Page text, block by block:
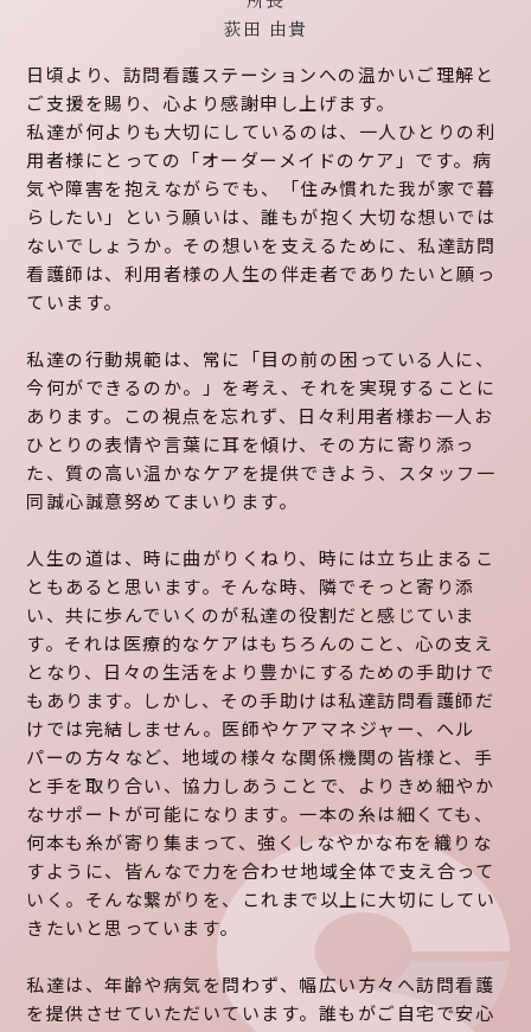
日頃より、訪問看護ステーションへの温かいご理解と
ご支援を賜り、心より感謝申し上げます。
私達が何よりも大切にしているのは、一人ひとりの利
用者様にとっての「オーダーメイドのケア」です。病
気や障害を抱えながらでも、「住み慣れた我が家で暮
らしたい」という願いは、誰もが抱く大切な想いでは
ないでしょうか。その想いを支えるために、私達訪問
看護師は、利用者様の人生の伴走者でありたいと願っ
ています。
私達の行動規範は、常に「目の前の困っている人に、
今何ができるのか。」を考え、それを実現することに
あります。この視点を忘れず、日々利用者様お一人お
ひとりの表情や言葉に耳を傾け、その方に寄り添っ
た、質の高い温かなケアを提供できよう、スタッフ一
同誠心誠意努めてまいります。
人生の道は、時に曲がりくねり、時には立ち止まるこ
ともあると思います。そんな時、隣でそっと寄り添
い、共に歩んでいくのが私達の役割だと感じていま
す。それは医療的なケアはもちろんのこと、心の支え
となり、日々の生活をより豊かにするための手助けで
もあります。しかし、その手助けは私達訪問看護師だ
けでは完結しません。医師やケアマネジャー、ヘル
パーの方々など、地域の様々な関係機関の皆様と、手
と手を取り合い、協力しあうことで、よりきめ細やか
なサポートが可能になります。一本の糸は細くても、
何本も糸が寄り集まって、強くしなやかな布を織りな
すように、皆んなで力を合わせ地域全体で支え合って
いく。そんな繋がりを、これまで以上に大切にしてい
きたいと思っています。
私達は、年齢や病気を問わず、幅広い方々へ訪問看護
を提供させていただいています。誰もがご自宅で安心
荻田 由貴